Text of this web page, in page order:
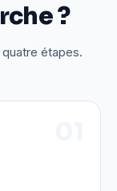
?
étapes.